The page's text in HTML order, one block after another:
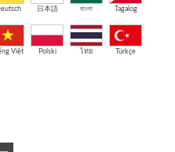
日本語 বাংলা Tagalog
Việt Polski ไทย Türkçe